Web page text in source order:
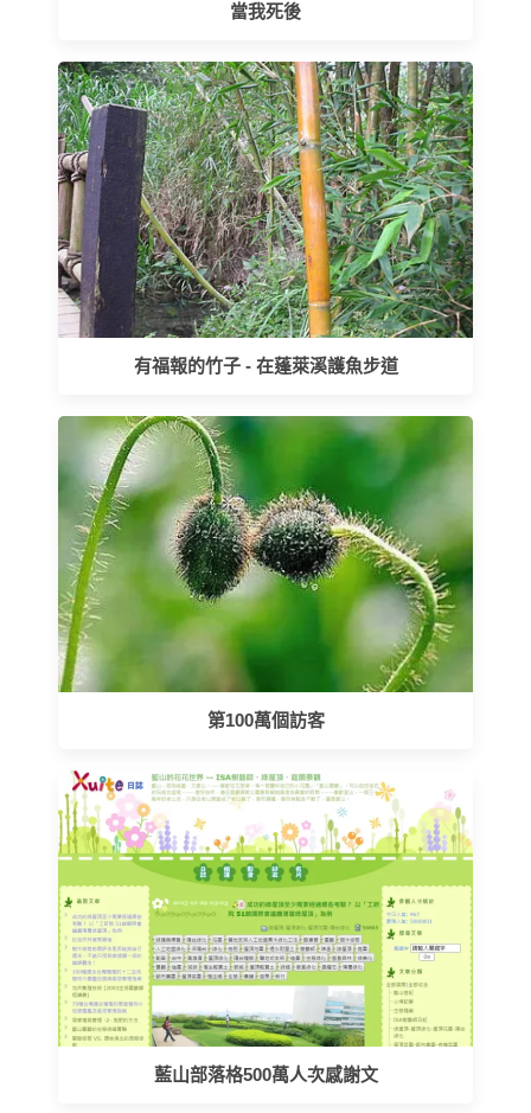
當我死後
有福報的竹子 - 在蓬萊溪護魚步道
第100萬個訪客
藍山部落格500萬人次感謝文